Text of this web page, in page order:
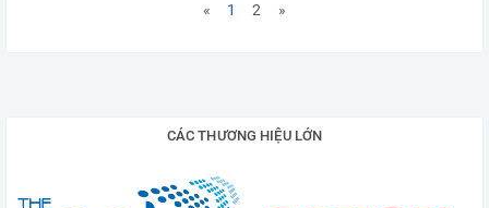
« 1 2 »
CÁC THƯƠNG HIỆU LỚN